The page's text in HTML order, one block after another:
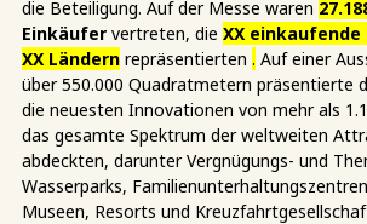
die Beteiligung. Auf der Messe waren
Einkäufer vertreten, die XX
XX Ländern repräsentierten . Auf einer
über 550.000 Quadratmetern präsentierte
die neuesten Innovationen von mehr als
das gesamte Spektrum der weltweiten
abdeckten, darunter Vergnügungs- und
Wasserparks,
Museen, Resorts und